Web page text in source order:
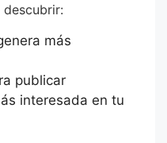
más
publicar
interesada en tu